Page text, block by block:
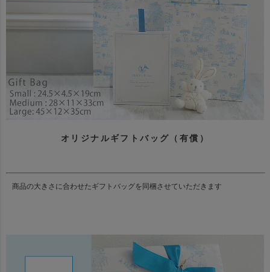
オリジナルギフトバッグ（有償）
商品の大きさに合わせたギフトバッグを同梱させていただきます